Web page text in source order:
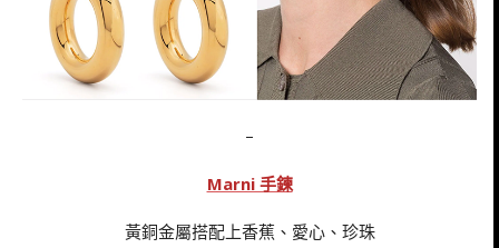
–
Marni 手鍊
黃銅金屬搭配上香蕉、愛心、珍珠